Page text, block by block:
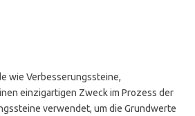
wie Verbesserungssteine,
einzigartigen Zweck im Prozess der
verwendet, um die Grundwerte